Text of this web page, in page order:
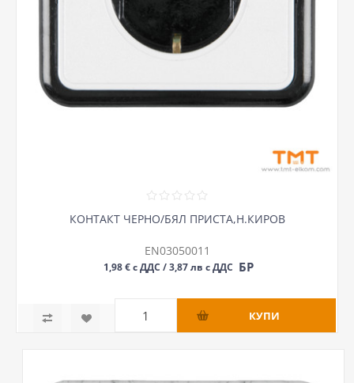
КОНТАКТ ЧЕРНО/БЯЛ ПРИСТА,Н.КИРОВ
EN03050011
1,98 € с ДДС / 3,87 лв с ДДС БР